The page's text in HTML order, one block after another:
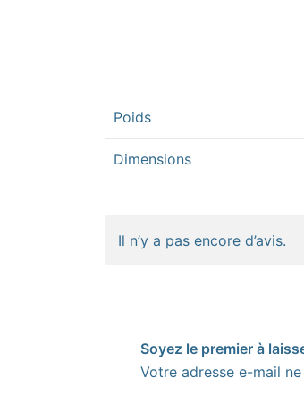
Poids
Dimensions
Il n’y a pas encore d’avis.
Soyez le premier à
Votre adresse e-mail